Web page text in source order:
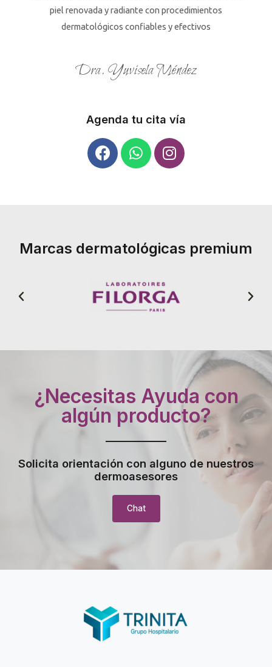
piel renovada y radiante con procedimientos
dermatológicos confiables y efectivos
Dra. Yuvisela Méndez
Agenda tu cita vía
Marcas dermatológicas premium
¿Necesitas Ayuda con
algún producto?
Solicita orientación con alguno de nuestros
dermoasesores
Chat